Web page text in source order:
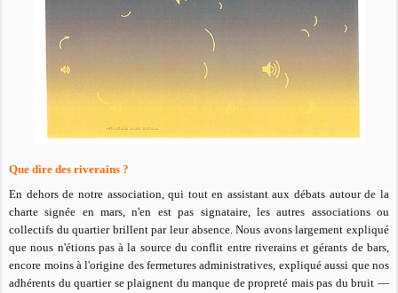
Que dire des riverains ?
En dehors de notre association, qui tout en assistant aux débats autour de la
charte signée en mars, n'en est pas signataire, les autres associations ou
collectifs du quartier brillent par leur absence. Nous avons largement expliqué
que nous n'étions pas à la source du conflit entre riverains et gérants de bars,
encore moins à l'origine des fermetures administratives, expliqué aussi que nos
adhérents du quartier se plaignent du manque de propreté mais pas du bruit —